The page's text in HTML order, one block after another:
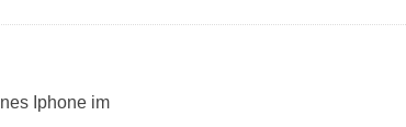
Iphone im